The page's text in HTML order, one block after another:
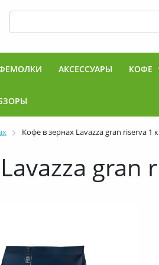
АКСЕССУАРЫ КОФЕ
Кофе в зернах Lavazza gran riserva 1
gran